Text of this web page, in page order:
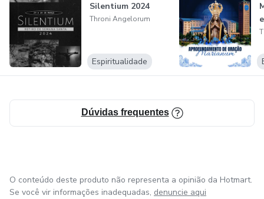
Silentium 2024
Throni Angelorum
Espiritualidade
Dúvidas frequentes
O conteúdo deste produto não representa a opinião da Hotmart.
Se você vir informações inadequadas, denuncie aqui